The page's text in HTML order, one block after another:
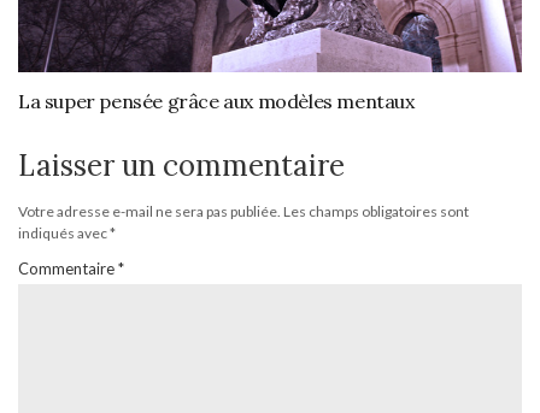
La super pensée grâce aux modèles mentaux
Laisser un commentaire
Votre adresse e-mail ne sera pas publiée. Les champs obligatoires sont
indiqués avec*
Commentaire*